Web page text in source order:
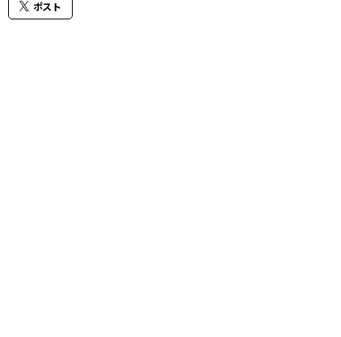
ポスト